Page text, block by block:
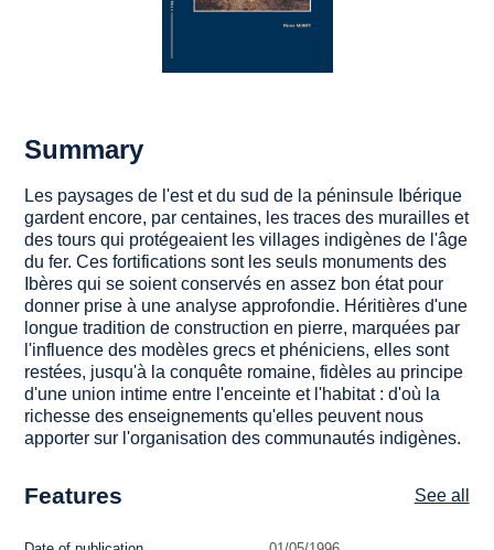
Summary
Les paysages de l'est et du sud de la péninsule Ibérique
gardent encore, par centaines, les traces des murailles et
des tours qui protégeaient les villages indigènes de l'âge
du fer. Ces fortifications sont les seuls monuments des
Ibères qui se soient conservés en assez bon état pour
donner prise à une analyse approfondie. Héritières d'une
longue tradition de construction en pierre, marquées par
l'influence des modèles grecs et phéniciens, elles sont
restées, jusqu'à la conquête romaine, fidèles au principe
d'une union intime entre l'enceinte et l'habitat : d'où la
richesse des enseignements qu'elles peuvent nous
apporter sur l'organisation des communautés indigènes.
Features See all